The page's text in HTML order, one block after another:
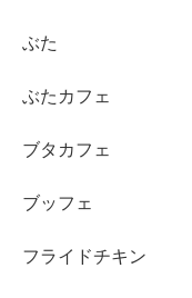
ぶた
ぶたカフェ
ブタカフェ
ブッフェ
フライドチキン